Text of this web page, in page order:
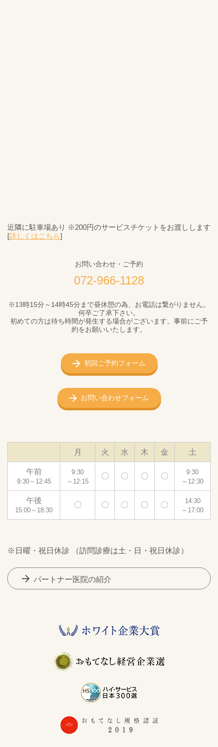
近隣に駐車場あり ※200円のサービスチケットをお渡しします
[詳しくはこちら]
お問い合わせ・ご予約
072-966-1128
※13時15分～14時45分まで昼休憩の為、お電話は繋がりません。
何卒ご了承下さい。
初めての方は待ち時間が発生する場合がございます。事前にご予
約をお願いいたします。
初回ご予約フォーム
お問い合わせフォーム
月 火 水 木 金 土
午前
9:30～12:45
9:30
～12:15
〇 〇 〇 〇
9:30
～12:30
午後
15:00～18:30
〇 〇 〇 〇 〇
14:30
～17:00
※日曜・祝日休診 （訪問診療は土・日・祝日休診）
arrow_forward パートナー医院の紹介